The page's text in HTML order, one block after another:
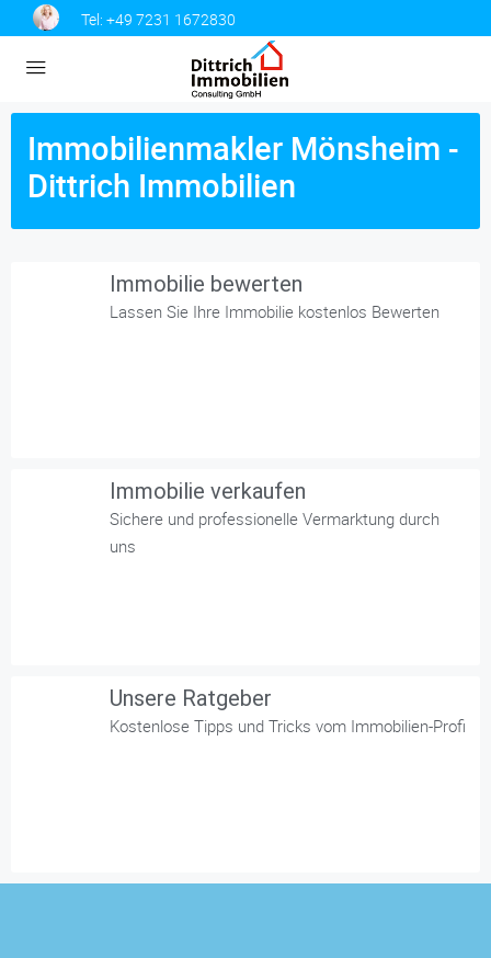
Tel: +49 7231 1672830
Immobilienmakler Mönsheim -
Dittrich Immobilien
Immobilie bewerten
Lassen Sie Ihre Immobilie kostenlos Bewerten
Immobilie verkaufen
Sichere und professionelle Vermarktung durch
uns
Unsere Ratgeber
Kostenlose Tipps und Tricks vom Immobilien-Profi